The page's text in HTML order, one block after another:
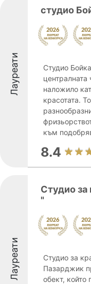
Лауреати
студио
Студио
наложило
красотата.
към
8.4
Лауреати
Студио за
"
Студио за
Пазарджик
обект, който